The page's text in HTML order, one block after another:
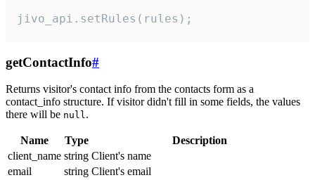
jivo_api.setRules(rules);
getContactInfo#
Returns visitor's contact info from the contacts form as a
contact_info structure. If visitor didn't fill in some fields, the values
there will be null.
Name Type
Description
client_name string Client's name
email
string Client's email